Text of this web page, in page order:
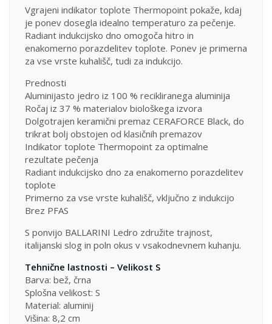
Vgrajeni indikator toplote Thermopoint pokaže, kdaj
je ponev dosegla idealno temperaturo za pečenje.
Radiant indukcijsko dno omogoča hitro in
enakomerno porazdelitev toplote. Ponev je primerna
za vse vrste kuhališč, tudi za indukcijo.
Prednosti
Aluminijasto jedro iz 100 % recikliranega aluminija
Ročaj iz 37 % materialov biološkega izvora
Dolgotrajen keramični premaz CERAFORCE Black, do
trikrat bolj obstojen od klasičnih premazov
Indikator toplote Thermopoint za optimalne
rezultate pečenja
Radiant indukcijsko dno za enakomerno porazdelitev
toplote
Primerno za vse vrste kuhališč, vključno z indukcijo
Brez PFAS
S ponvijo BALLARINI Ledro združite trajnost,
italijanski slog in poln okus v vsakodnevnem kuhanju.
Tehnične lastnosti – Velikost S
Barva: bež, črna
Splošna velikost: S
Material: aluminij
Višina: 8,2 cm